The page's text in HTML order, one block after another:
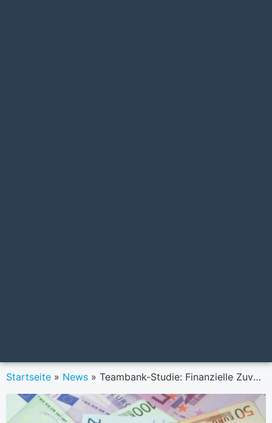
Startseite » News » Teambank-Studie: Finanzielle Zuversicht kehrt nach Österreich zurück